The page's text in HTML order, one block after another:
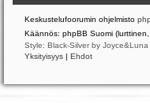
Keskustelufoorumin ohjelmisto
Käännös: phpBB Suomi
Style: Black-Silver by Joyce&Luna
Yksityisyys | Ehdot